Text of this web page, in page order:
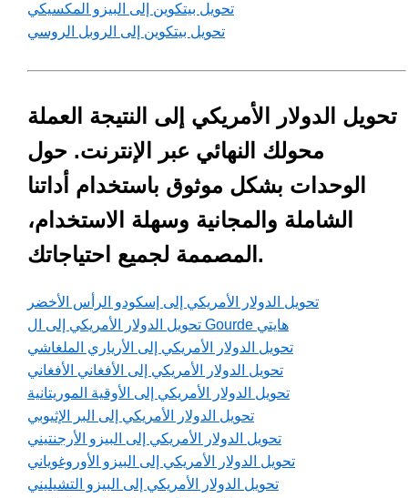
تحويل بيتكوين إلى البيزو المكسيكي
تحويل بيتكوين إلى الروبل الروسي
تحويل الدولار الأمريكي إلى النتيجة العملة
محولك النهائي عبر الإنترنت. حول
الوحدات بشكل موثوق باستخدام أداتنا
الشاملة والمجانية وسهلة الاستخدام،
المصممة لجميع احتياجاتك.
تحويل الدولار الأمريكي إلى إسكودو الرأس الأخضر
تحويل الدولار الأمريكي إلى ال Gourde هايتي
تحويل الدولار الأمريكي إلى الأرياري الملغاشي
تحويل الدولار الأمريكي إلى الأفغاني الأفغاني
تحويل الدولار الأمريكي إلى الأوقية الموريتانية
تحويل الدولار الأمريكي إلى البر الإثيوبي
تحويل الدولار الأمريكي إلى البيزو الأرجنتيني
تحويل الدولار الأمريكي إلى البيزو الأوروغوياني
تحويل الدولار الأمريكي إلى البيزو التشيليني